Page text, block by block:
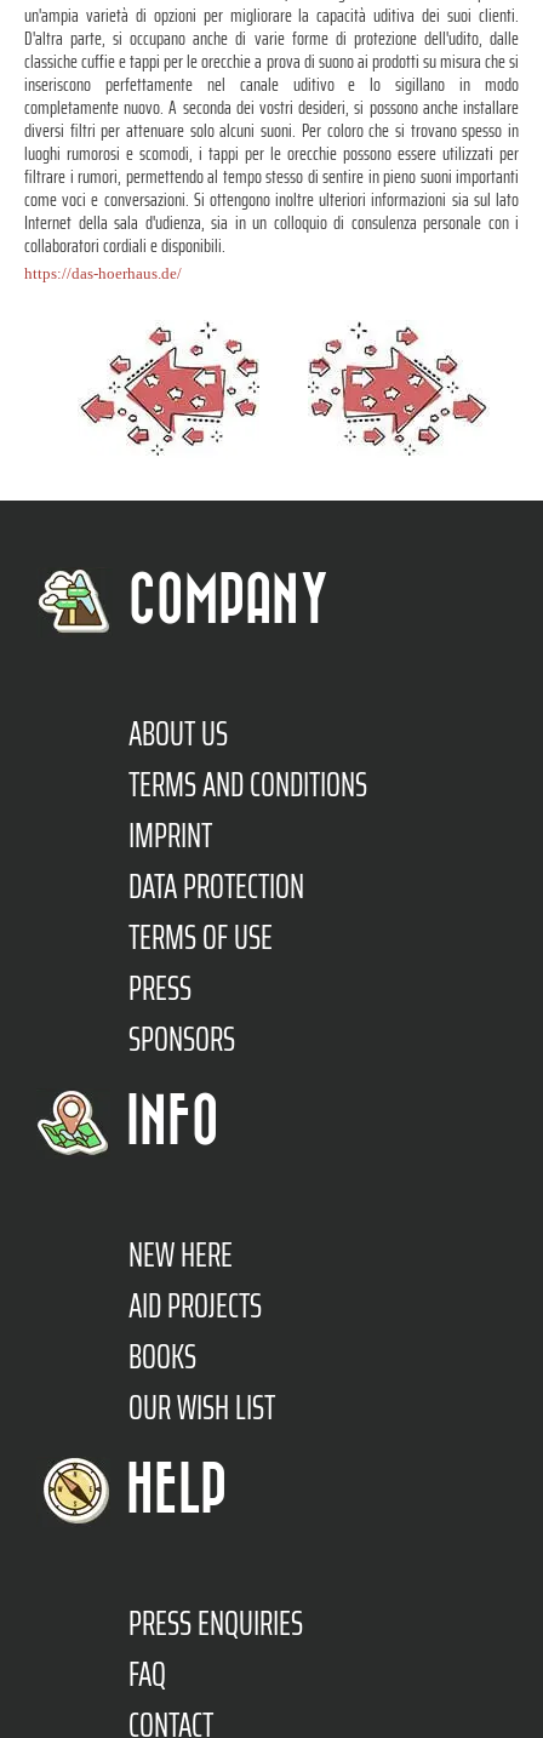
un'ampia varietà di opzioni per migliorare la capacità uditiva dei suoi clienti.
D'altra parte, si occupano anche di varie forme di protezione dell'udito, dalle
classiche cuffie e tappi per le orecchie a prova di suono ai prodotti su misura che si
inseriscono perfettamente nel canale uditivo e lo sigillano in modo
completamente nuovo. A seconda dei vostri desideri, si possono anche installare
diversi filtri per attenuare solo alcuni suoni. Per coloro che si trovano spesso in
luoghi rumorosi e scomodi, i tappi per le orecchie possono essere utilizzati per
filtrare i rumori, permettendo al tempo stesso di sentire in pieno suoni importanti
come voci e conversazioni. Si ottengono inoltre ulteriori informazioni sia sul lato
Internet della sala d'udienza, sia in un colloquio di consulenza personale con i
collaboratori cordiali e disponibili.
https://das-hoerhaus.de/
COMPANY
ABOUT US
TERMS AND CONDITIONS
IMPRINT
DATA PROTECTION
TERMS OF USE
PRESS
SPONSORS
INFO
NEW HERE
AID PROJECTS
BOOKS
OUR WISH LIST
HELP
PRESS ENQUIRIES
FAQ
CONTACT